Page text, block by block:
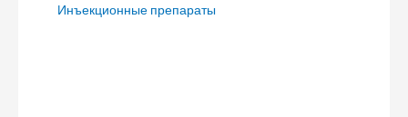
Инъекционные препараты